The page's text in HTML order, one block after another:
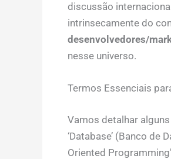
discussão
intrinsecamente do
desenvolvedores/
nesse universo.
Termos Essenciais
Vamos detalhar
‘Database’ (Banco de
Oriented